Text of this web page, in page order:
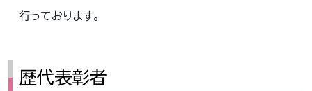
行っております。
歴代表彰者